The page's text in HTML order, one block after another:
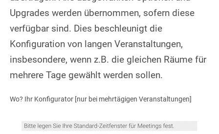
Upgrades werden übernommen, sofern diese
verfügbar sind. Dies beschleunigt die
Konfiguration von langen Veranstaltungen,
insbesondere, wenn z.B. die gleichen Räume für
mehrere Tage gewählt werden sollen.
Wo? Ihr Konfigurator [nur bei mehrtägigen Veranstaltungen]
Show larger version